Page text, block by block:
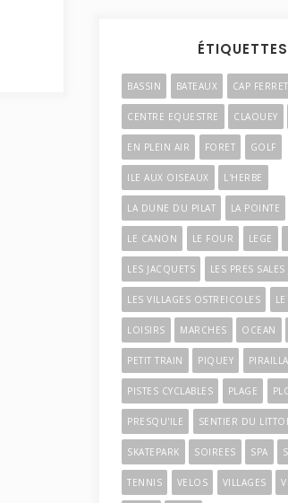
ÉTIQUETTES
BASSIN BATEAUX CAP FERRET
CENTRE EQUESTRE CLAOUEY
EN PLEIN AIR FORET GOLF
ILE AUX OISEAUX L'HERBE
LA DUNE DU PILAT LA POINTE
LE CANON LE FOUR LEGE
LES JACQUETS LES PRES
LES VILLAGES OSTREICOLES
LOISIRS MARCHES OCEAN
PETIT TRAIN PIQUEY
PISTES CYCLABLES PLAGE
PRESQU'ILE SENTIER DU
SKATEPARK SOIREES SPA
TENNIS VELOS VILLAGES